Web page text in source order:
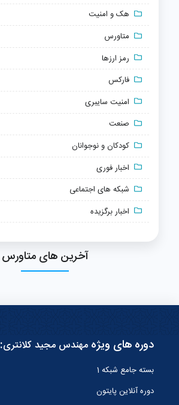
هک و امنیت
متاورس
رمز ارزها
فارکس
امنیت سایبری
صنعت
کودکان و نوجوانان
اخبار فوری
شبکه های اجتماعی
اخبار برگزیده
آخرین های متاورس
دوره های ویژه مهندس مجید کلانتری:
بسته جامع شبکه 1
دوره آنلاین پایتون